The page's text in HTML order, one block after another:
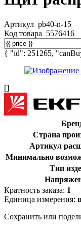
Артикул pb40-n-15
Код товара 5576416
{ "id": 251265,
[]
Страна
Артикул
Минимально
Тип
Кратность заказа: 1
Единица измерения:
Сохранить или